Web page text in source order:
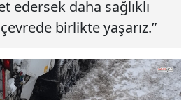
edersek daha sağlıklı
birlikte yaşarız.”